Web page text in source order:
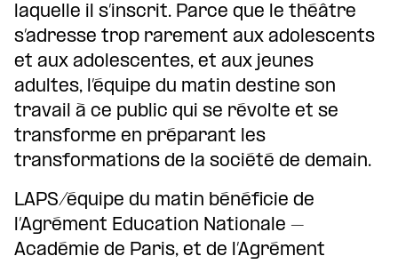
laquelle il s’inscrit. Parce que le théâtre
s’adresse trop rarement aux adolescents
et aux adolescentes, et aux jeunes
adultes, l’équipe du matin destine son
travail à ce public qui se révolte et se
transforme en préparant les
transformations de la société de demain.
LAPS/équipe du matin bénéficie de
l’Agrément Education Nationale –
Académie de Paris, et de l’Agrément